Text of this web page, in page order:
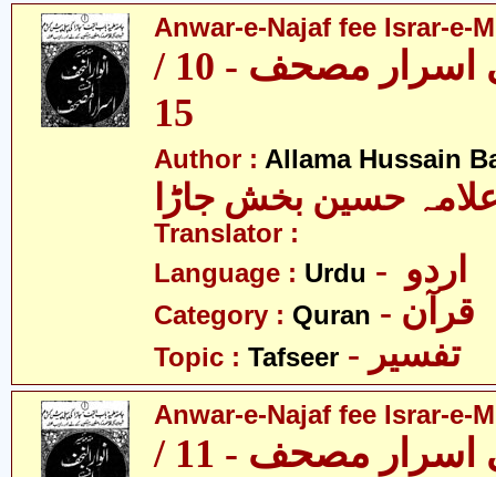
Anwar-e-Najaf fee Israr-e-
انوار نجف فی اسرار مصحف - 10 /
15
Author : Allama Hussain
حسین بخش جاڑا
Translator :
Language : Urdu
Category : Quran - قرآن
Topic : Tafseer - تفسیر
Anwar-e-Najaf fee Israr-e-
انوار نجف فی اسرار مصحف - 11 /